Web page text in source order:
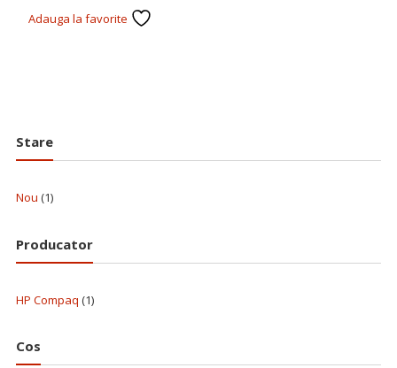
Adauga la favorite
Stare
Nou (1)
Producator
HP Compaq (1)
Cos